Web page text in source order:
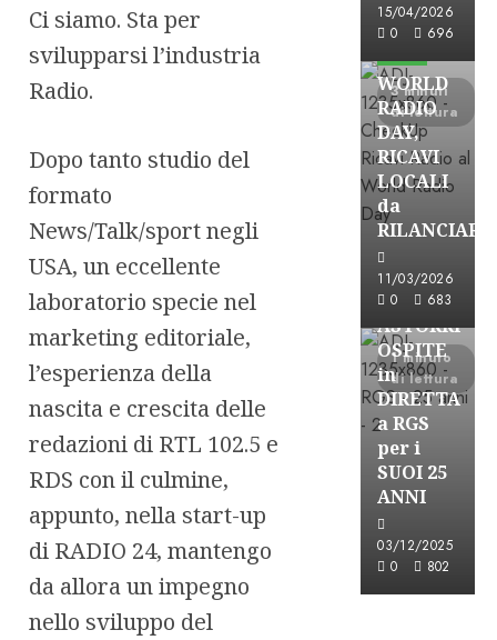
Ci siamo. Sta per
svilupparsi l’industria
Radio.
Dopo tanto studio del
formato
News/Talk/sport negli
USA, un eccellente
laboratorio specie nel
marketing editoriale,
l’esperienza della
nascita e crescita delle
redazioni di RTL 102.5 e
RDS con il culmine,
appunto, nella start-up
di RADIO 24, mantengo
da allora un impegno
nello sviluppo del
15/04/2026
0
696
3 minuti
di lettura
Astorri News
WORLD
RADIO
DAY,
RICAVI
LOCALI
da
RILANCIARE
11/03/2026
0
683
1 minuto
di lettura
Astorri News
FREE
ASTORRI
OSPITE
in
DIRETTA
a RGS
per i
SUOI 25
ANNI
03/12/2025
0
802